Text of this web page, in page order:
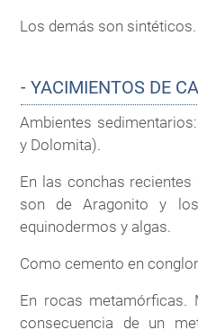
Los demás son sintéticos.
- YACIMIENTOS DE
Ambientes
y Dolomita).
En las conchas
son de Aragonito y
equinodermos y algas.
Como cemento en
En rocas metamórficas.
consecuencia de un